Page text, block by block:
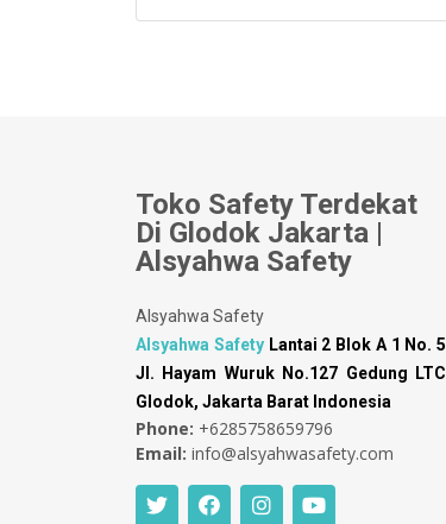
Toko Safety Terdekat
Di Glodok Jakarta |
Alsyahwa Safety
Alsyahwa Safety
Alsyahwa Safety Lantai 2 Blok A 1 No. 5
Jl. Hayam Wuruk No.127 Gedung LTC
Glodok, Jakarta Barat Indonesia
Phone: +6285758659796
Email: info@alsyahwasafety.com